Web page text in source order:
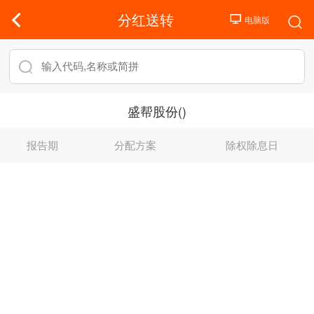
分红送转
盛帮股份()
报告期 分配方案 除权除息日